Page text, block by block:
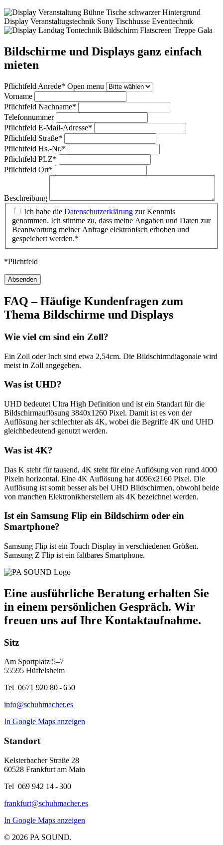
Bildschirme und Displays ganz einfach
mieten
Pflichtfeld Anrede* Open menu
Vorname
Pflichtfeld Nachname*
Telefonnummer
Pflichtfeld E-Mail-Adresse*
Pflichtfeld Straße*
Pflichtfeld Hs.-Nr.*
Pflichtfeld PLZ*
Pflichtfeld Ort*
Beschreibung
Ich habe die Datenschutzerklärung zur Kenntnis
genommen. Ich stimme zu, dass meine Angaben und Daten zur
Beantwortung meiner Anfrage elektronisch erhoben und
gespeichert werden.*
*Plichtfeld
FAQ – Häufige Kundenfragen zum
Thema Bildschirme und Displays
Wie viel cm sind ein Zoll?
Ein Zoll oder Inch sind etwa 2,54cm. Die Bildschirmdiagonale wird
meist in Zoll angegeben.
Was ist UHD?
UHD bedeutet Ultra High Definition und ist ein Standart für die
Bildschirmauflösung 3840x1260 Pixel. Damit ist es von der
Auflösung her schlechter als 4K, wobei die Begriffe 4K und UHD
gleichbedeutend genutzt werden.
Was ist 4K?
Das K steht für tausend, 4K steht für eine Auflösung von rund 4000
Pixeln horizontal. Eine 4K Auflösung hat 4096x2160 Pixel. Die
Auflösung ist somit besser als bei UHD Bildschirmen, obwohl beide
von manchen Elektronikherstellern als 4K bezeichnet werden.
Ist ein Samsung Flip ein Bildschirm oder ein
Smartphone?
Samsung Flip ist ein Touch Display in verschiedenen Größen.
Samsung Z Flip ist ein faltbares Smartphone.
Eine ausführliche Beratung erhalten Sie
in einem persönlichen Gespräch. Wir
freuen uns auf Ihre Kontaktaufnahme.
Sitz
Am Sportplatz 5–7
55595 Hüffelsheim
Tel 0671 920 80 - 650
info@schuhmacher.es
In Google Maps anzeigen
Standort
Kelsterbacher Straße 28
60528 Frankfurt am Main
Tel 069 942 14 - 300
frankfurt@schuhmacher.es
In Google Maps anzeigen
© 2026 PA SOUND.